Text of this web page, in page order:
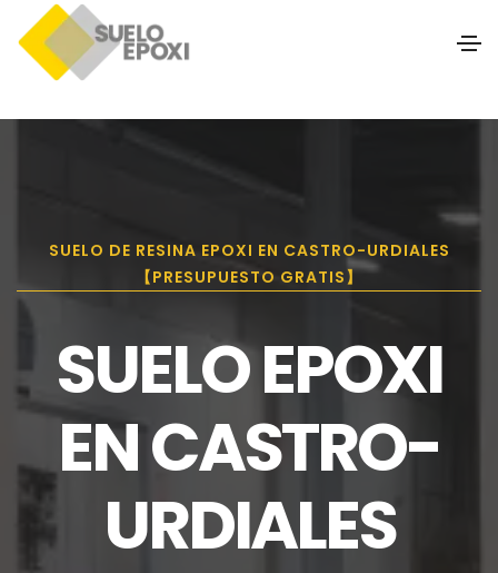
SUELO DE RESINA EPOXI EN CASTRO-URDIALES
【PRESUPUESTO GRATIS】
SUELO EPOXI
EN CASTRO-
URDIALES